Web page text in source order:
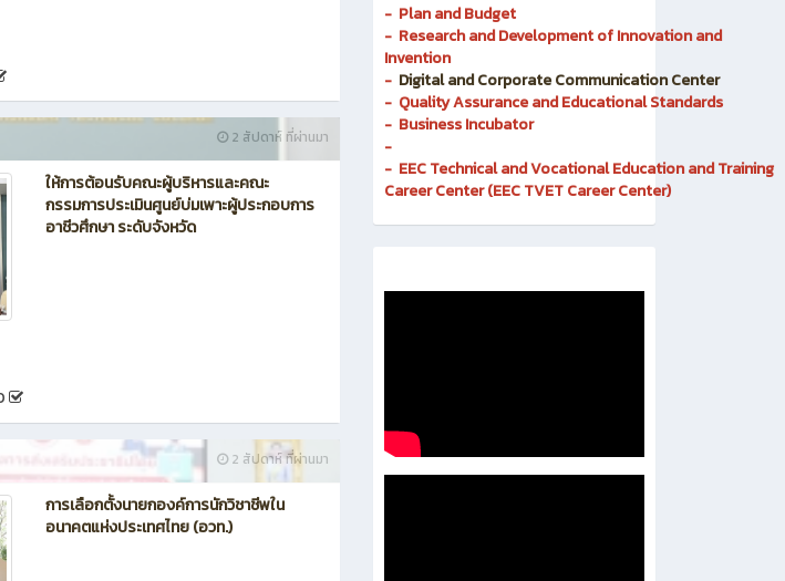
2 สัปดาห์ ที่ผ่านมา
ให้การต้อนรับคณะผู้บริหารและคณะ
กรรมการประเมินศูนย์บ่มเพาะผู้ประกอบการ
อาชีวศึกษา ระดับจังหวัด
2 สัปดาห์ ที่ผ่านมา
การเลือกตั้งนายกองค์การนักวิชาชีพใน
อนาคตแห่งประเทศไทย (อวท.)
- Plan and Budget
- Research and Development of Innovation and
Invention
- Digital and Corporate Communication Center
- Quality Assurance and Educational Standards
- Business Incubator
-
- EEC Technical and Vocational Education and Training
Career Center (EEC TVET Career Center)